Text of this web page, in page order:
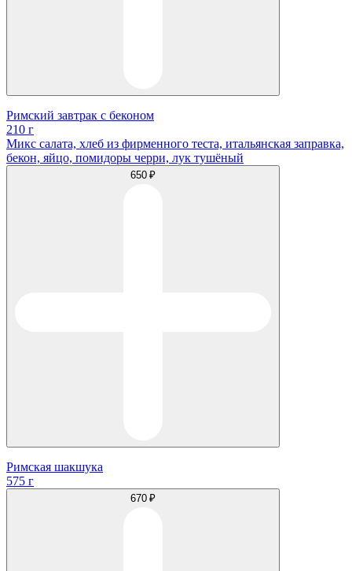
Римский завтрак с беконом
210 г
Микс салата, хлеб из фирменного теста, итальянская заправка,
бекон, яйцо, помидоры черри, лук тушёный
650 ₽
Римская шакшука
575 г
670 ₽